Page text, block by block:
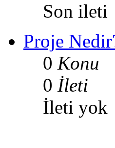
Son ileti
Proje
0 Konu
0 İleti
İleti yok